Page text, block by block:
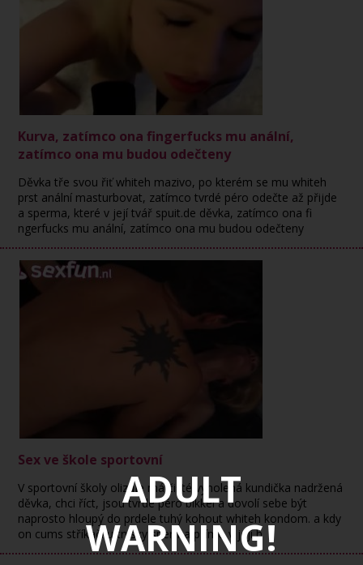
Kurva, zatímco ona fingerfucks mu anální,
zatímco ona mu budou odečteny
Děvka tře svou řiť whiteh mazivo, po kterém se mu whiteh
prst anální masturbovat, zatímco tvrdé péro odečte až přijde
a sperma, které v její tvář spuit.de děvka, zatímco ona fi
ngerfucks mu anální, zatímco ona mu budou odečteny
Sex ve škole sportovní
V sportovní školy olizuje má čisté vyholená kundička nadržená
děvka, chci říct, jsou tvrdé péro bikkel a dovolí sebe být
naprosto hloupý do prdele tuhý kohout whiteh kondom. a kdy
on cums stříkačku trysky sperma přímo v její h
ADULT
WARNING!